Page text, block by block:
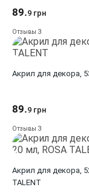
89.9 грн
Отзывы 3
Акрил для декора,
89.9 грн
Отзывы 3
Акрил для декора,
TALENT